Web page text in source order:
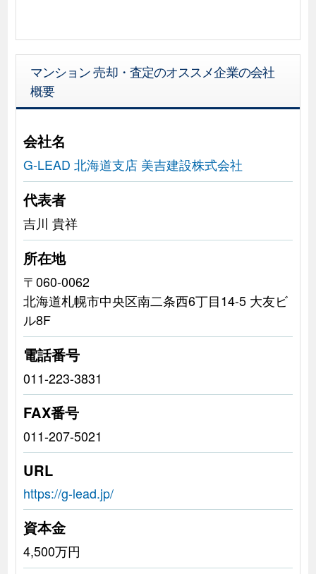
マンション 売却・査定のオススメ企業の会社
概要
会社名
G-LEAD 北海道支店 美吉建設株式会社
代表者
吉川 貴祥
所在地
〒060-0062
北海道札幌市中央区南二条西6丁目14-5 大友ビ
ル8F
電話番号
011-223-3831
FAX番号
011-207-5021
URL
https://g-lead.jp/
資本金
4,500万円